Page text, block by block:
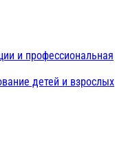
и профессиональная
детей и взрослых